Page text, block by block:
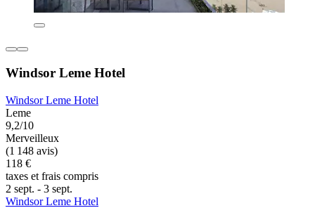
Windsor Leme Hotel
Windsor Leme Hotel
Leme
9,2/10
Merveilleux
(1 148 avis)
118 €
taxes et frais compris
2 sept. - 3 sept.
Windsor Leme Hotel